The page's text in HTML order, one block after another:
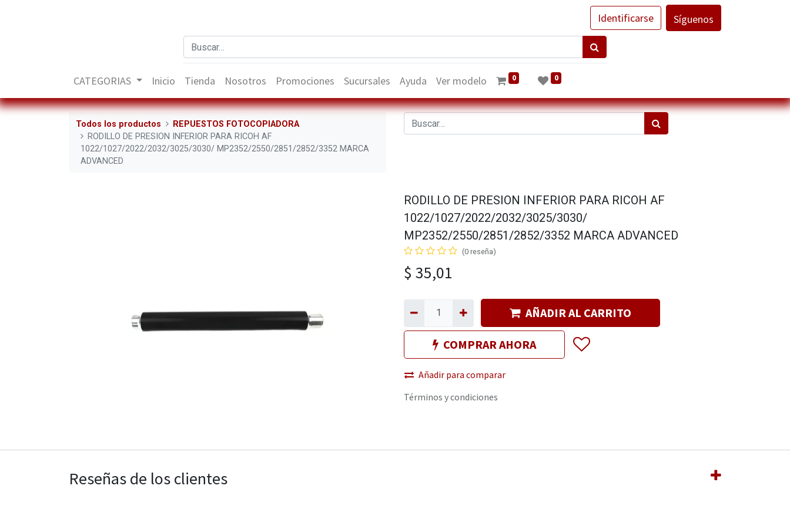
Identificarse Síguenos
CATEGORIAS Inicio Tienda Nosotros Promociones Sucursales Ayuda Ver modelo 0 0
Todos los productos
REPUESTOS FOTOCOPIADORA
RODILLO DE PRESION INFERIOR PARA RICOH AF
1022/1027/2022/2032/3025/3030/ MP2352/2550/2851/2852/3352 MARCA
ADVANCED
RODILLO DE PRESION INFERIOR PARA RICOH AF
1022/1027/2022/2032/3025/3030/
MP2352/2550/2851/2852/3352 MARCA ADVANCED
(0 reseña)
$ 35,01
AÑADIR AL CARRITO
COMPRAR AHORA
Añadir para comparar
Términos y condiciones
Reseñas de los clientes